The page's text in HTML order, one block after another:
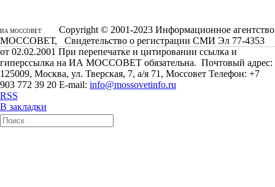
ИА МОССОВЕТ
Copyright © 2001-2023 Информационное агентство
МОССОВЕТ, Свидетельство о регистрации СМИ Эл 77-4353
от 02.02.2001 При перепечатке и цитировании ссылка и
гиперссылка на ИА МОССОВЕТ обязательна. Почтовый адрес:
125009, Москва, ул. Тверская, 7, а/я 71, Моссовет Телефон: +7
903 772 39 20 E-mail: info@mossovetinfo.ru
RSS
В закладки